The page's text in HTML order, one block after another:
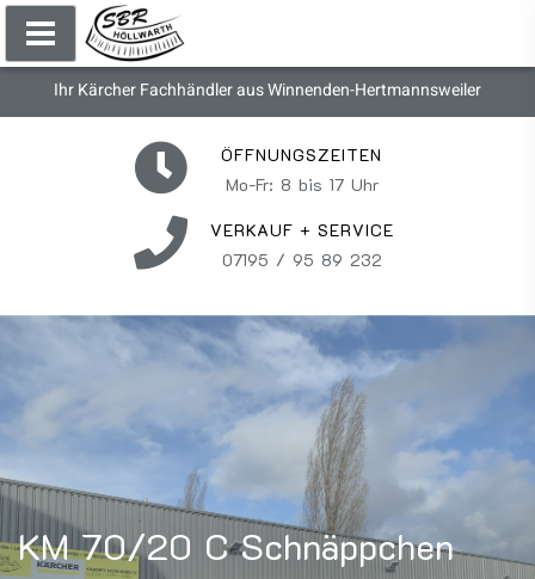
Ihr Kärcher Fachhändler aus Winnenden-Hertmannsweiler
ÖFFNUNGSZEITEN
Mo-Fr: 8 bis 17 Uhr
VERKAUF + SERVICE
07195 / 95 89 232
KM 70/20 C Schnäppchen